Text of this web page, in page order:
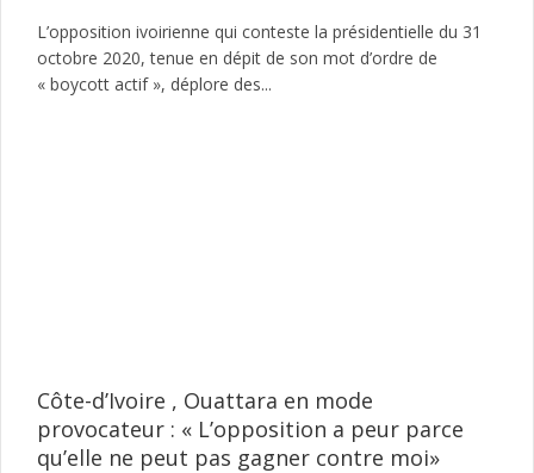
L’opposition ivoirienne qui conteste la présidentielle du 31
octobre 2020, tenue en dépit de son mot d’ordre de
« boycott actif », déplore des...
Côte-d’Ivoire , Ouattara en mode
provocateur : « L’opposition a peur parce
qu’elle ne peut pas gagner contre moi»